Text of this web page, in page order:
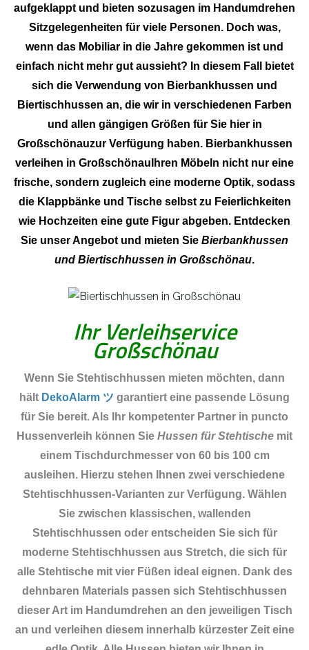
aufgeklappt und bieten sozusagen im Handumdrehen
Sitzgelegenheiten für viele Personen. Doch was,
wenn das Mobiliar in die Jahre gekommen ist und
einfach nicht mehr gut aussieht? In diesem Fall bietet
sich die Verwendung von Bierbankhussen und
Biertischhussen an, die wir in verschiedenen Farben
und allen gängigen Größen für Sie hier in
Großschönauzur Verfügung haben. Bierbankhussen
verleihen in GroßschönauIhren Möbeln nicht nur eine
frische, sondern zugleich eine moderne Optik, sodass
die Klappbänke und Tische selbst zu Feierlichkeiten
wie Hochzeiten eine gute Figur abgeben. Entdecken
Sie unser Angebot und mieten Sie Bierbankhussen
und Biertischhussen in Großschönau.
Ihr Verleihservice
Großschönau
Wenn Sie Stehtischhussen mieten möchten, dann
hält DekoAlarm ツ garantiert eine passende Lösung
für Sie bereit. Als Ihr kompetenter Partner in puncto
Hussenverleih können Sie Hussen für Stehtische mit
einem Tischdurchmesser von 60 bis 100 cm
ausleihen. Hierzu stehen Ihnen zwei verschiedene
Stehtischhussen-Varianten zur Verfügung. Wählen
Sie zwischen klassischen, wallenden
Stehtischhussen oder entscheiden Sie sich für
moderne Stehtischhussen aus Stretch, die sich für
alle Stehtische mit vier Füßen ideal eignen. Dank des
dehnbaren Materials passen sich Stehtischhussen
dieser Art im Handumdrehen an den jeweiligen Tisch
an und verleihen diesem innerhalb kürzester Zeit eine